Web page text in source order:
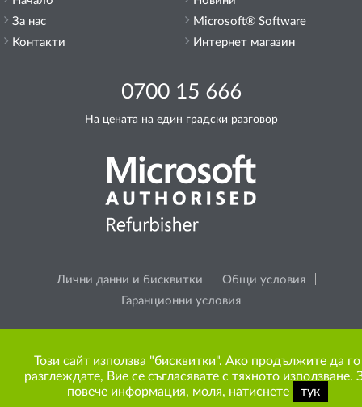
За нас
Контакти
0700 15 666
На цената на един градски разговор
Лични данни и бисквитки
Общи условия
Гаранционни условия
Microsoft® Software
Интернет магазин
Моля, помислете за околната среда, преди да
разпечатате каквото и да е съдържание от сайта.
Този сайт използва "бисквитки". Ако продължите да го
разглеждате, Вие се съгласявате с тяхното използване.
повече информация, моля, натиснете
тук